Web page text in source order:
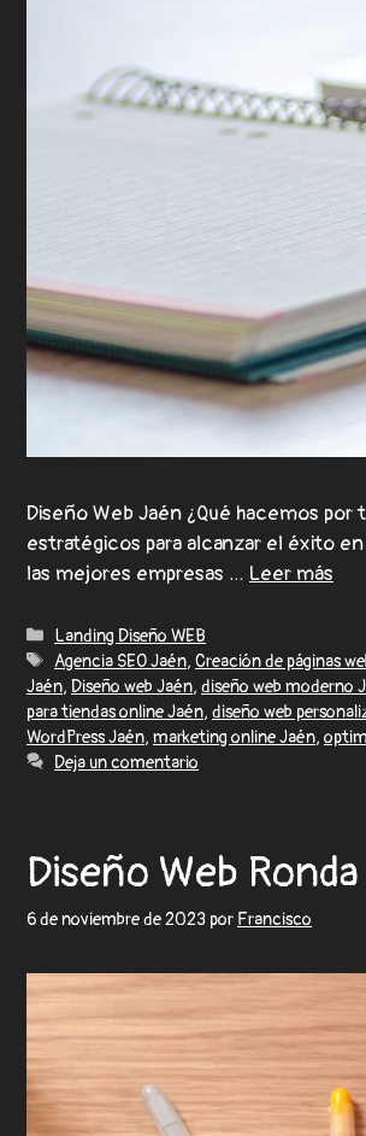
Diseño Web Jaén ¿Qué hacemos
estratégicos para alcanzar el éxito
las mejores empresas … Leer más
Landing Diseño WEB
Agencia SEO Jaén,Creación de páginas
Jaén, Diseño web Jaén, diseño web moderno
para tiendas online Jaén, diseño web
WordPress Jaén, marketing online Jaén,
Deja un comentario
Diseño Web Ronda
6 de noviembre de 2023 por Francisco